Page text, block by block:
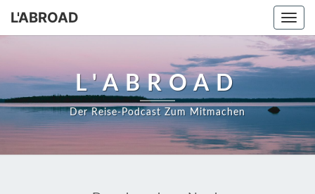
Skip
L'ABROAD
L'ABROAD
Der Reise-Podcast Zum Mitmachen